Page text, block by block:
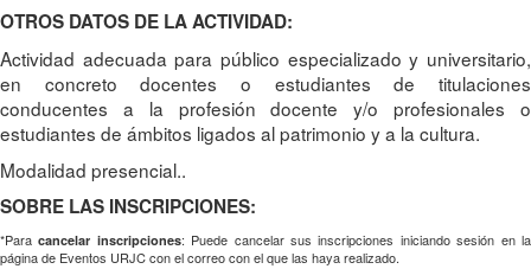
OTROS DATOS DE LA ACTIVIDAD:
Actividad adecuada para público especializado y universitario,
en concreto docentes o estudiantes de titulaciones
conducentes a la profesión docente y/o profesionales o
estudiantes de ámbitos ligados al patrimonio y a la cultura.
Modalidad presencial..
SOBRE LAS INSCRIPCIONES:
*Para cancelar inscripciones: Puede cancelar sus inscripciones iniciando sesión en la
página de Eventos URJC con el correo con el que las haya realizado.